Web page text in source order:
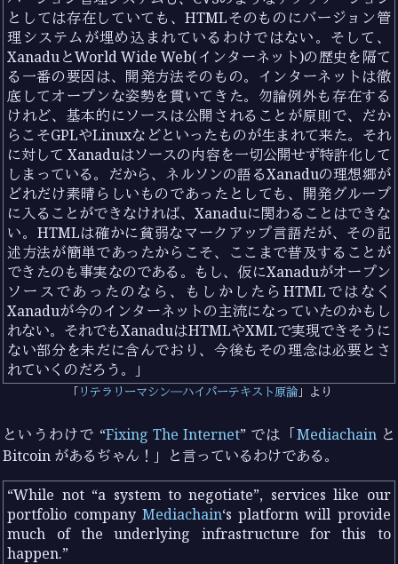
としては存在していても、HTMLそのものにバージョン管
理システムが埋め込まれているわけではない。そして、
XanaduとWorld Wide Web(インターネット)の歴史を隔て
る一番の要因は、開発方法そのもの。インターネットは徹
底してオープンな姿勢を貫いてきた。勿論例外も存在する
けれど、基本的にソースは公開されることが原則で、だか
らこそGPLやLinuxなどといったものが生まれて来た。それ
に対して Xanaduはソースの内容を一切公開せず特許化して
しまっている。だから、ネルソンの語るXanaduの理想郷が
どれだけ素晴らしいものであったとしても、開発グループ
に入ることができなければ、Xanaduに関わることはできな
い。HTMLは確かに貧弱なマークアップ言語だが、その記
述方法が簡単であったからこそ、ここまで普及することが
できたのも事実なのである。もし、仮にXanaduがオープン
ソースであったのなら、もしかしたらHTMLではなく
Xanaduが今のインターネットの主流になっていたのかもし
れない。それでもXanaduはHTMLやXMLで実現できそうに
ない部分を未だに含んでおり、今後もその理念は必要とさ
れていくのだろう。
リテラリーマシン―ハイパーテキスト原論 より
というわけで “Fixing The Internet” では「Mediachainと
Bitcoin があるぢゃん！」と言っているわけである。
While not “a system to negotiate”, services like our
portfolio company Mediachain‘s platform will provide
much of the underlying infrastructure for this to
happen.